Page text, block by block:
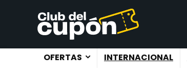
OFERTAS INTERNACIONAL